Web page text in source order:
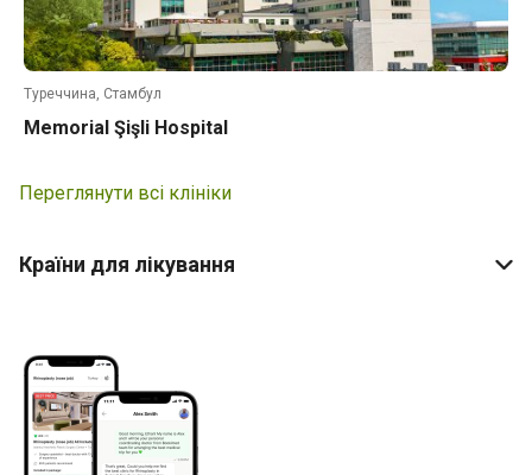
Туреччина, Стамбул
Memorial Şişli Hospital
Переглянути всі клініки
Країни для лікування